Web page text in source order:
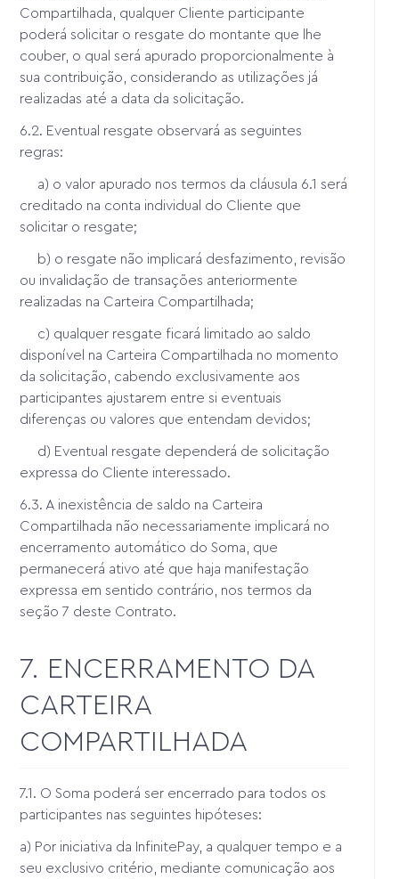
Compartilhada, qualquer Cliente participante
poderá solicitar o resgate do montante que lhe
couber, o qual será apurado proporcionalmente à
sua contribuição, considerando as utilizações já
realizadas até a data da solicitação.
6.2. Eventual resgate observará as seguintes
regras:
a) o valor apurado nos termos da cláusula 6.1 será
creditado na conta individual do Cliente que
solicitar o resgate;
b) o resgate não implicará desfazimento, revisão
ou invalidação de transações anteriormente
realizadas na Carteira Compartilhada;
c) qualquer resgate ficará limitado ao saldo
disponível na Carteira Compartilhada no momento
da solicitação, cabendo exclusivamente aos
participantes ajustarem entre si eventuais
diferenças ou valores que entendam devidos;
d) Eventual resgate dependerá de solicitação
expressa do Cliente interessado.
6.3. A inexistência de saldo na Carteira
Compartilhada não necessariamente implicará no
encerramento automático do Soma, que
permanecerá ativo até que haja manifestação
expressa em sentido contrário, nos termos da
seção 7 deste Contrato.
7. ENCERRAMENTO DA
CARTEIRA
COMPARTILHADA
7.1. O Soma poderá ser encerrado para todos os
participantes nas seguintes hipóteses:
a) Por iniciativa da InfinitePay, a qualquer tempo e a
seu exclusivo critério, mediante comunicação aos